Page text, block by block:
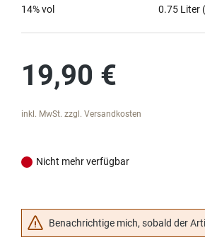
14% vol
0.75 Liter
19,90 €
inkl. MwSt. zzgl. Versandkosten
Nicht mehr verfügbar
Benachrichtige mich, sobald der